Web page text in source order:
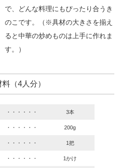
で、どんな料理にもぴったり合うき
のこです。（※具材の大きさを揃え
ると中華の炒めものは上手に作れま
す。）
（4人分）
・・・・・・ 3本
・・・・・・ 200g
・・・・・・ 1把
・・・・・・ 1かけ